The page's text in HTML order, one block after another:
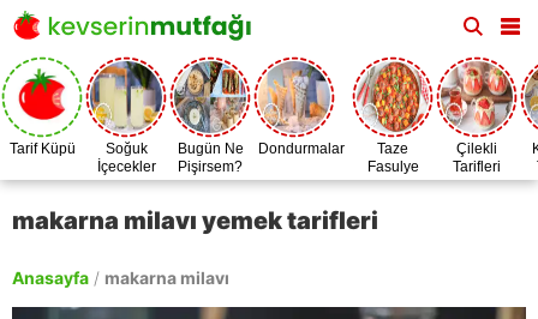
Tarif Küpü
Soğuk
İçecekler
Bugün Ne
Pişirsem?
Dondurmalar
Taze
Fasulye
Zamanı
Çilekli
Tarifleri
makarna milavı yemek tarifleri
Anasayfa / makarna milavı